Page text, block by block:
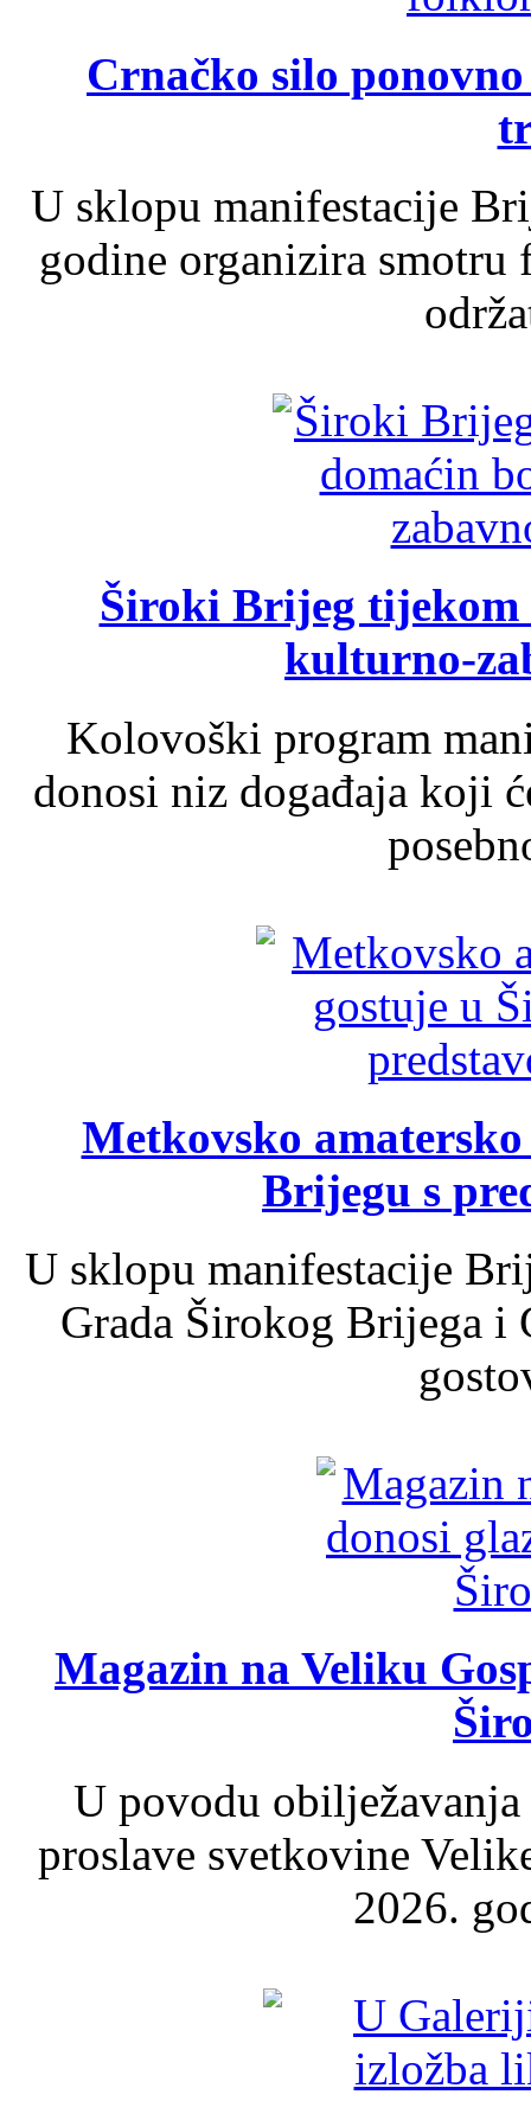
Crnačko silo
U sklopu manifestacije
godine organizira
Široki Brijeg tijekom
kulturno-
Kolovoški program
donosi niz događaja koji
Metkovsko
Brijegu s
U sklopu manifestacije
Grada Širokog Brijega
Magazin na Veliku
U povodu
proslave svetkovine
2026.